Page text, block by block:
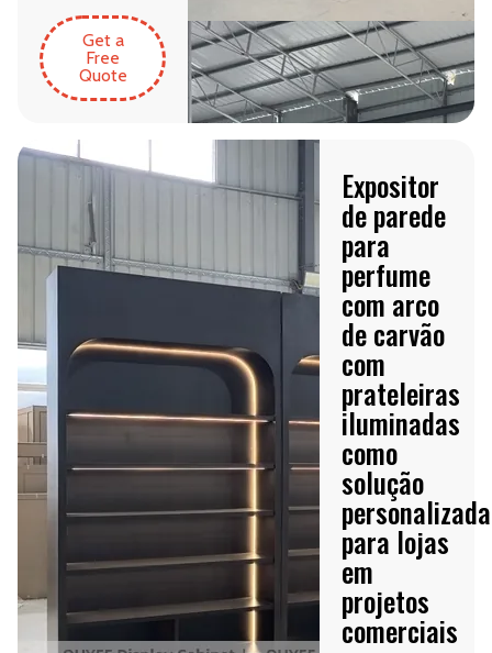
Get a
Free
Quote
Expositor
de parede
para
perfume
com arco
de carvão
com
prateleiras
iluminadas
como
solução
personalizada
para lojas
em
projetos
comerciais